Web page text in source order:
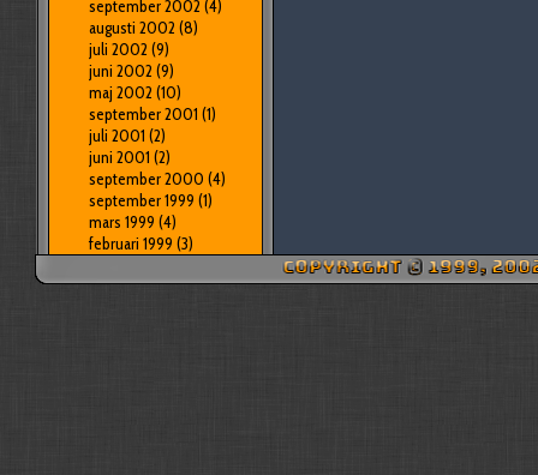
september 2002 (4)
augusti 2002 (8)
juli 2002 (9)
juni 2002 (9)
maj 2002 (10)
september 2001 (1)
juli 2001 (2)
juni 2001 (2)
september 2000 (4)
september 1999 (1)
mars 1999 (4)
februari 1999 (3)